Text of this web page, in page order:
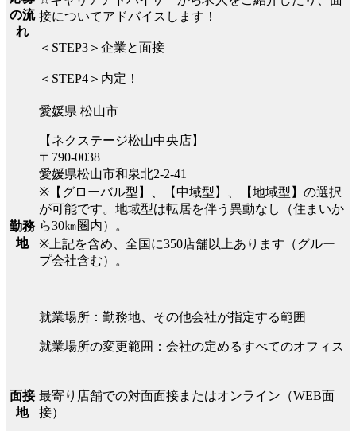
の流
れ
接についてアドバイスします！
＜STEP3＞企業と面接
＜STEP4＞内定！
勤務
地
愛媛県 松山市
【ネクステージ松山中央店】
〒790-0038
愛媛県松山市和泉北2-2-41
※【グローバル型】、【中域型】、【地域型】の選択
が可能です。地域型は転居を伴う異動なし（住まいか
ら30㎞圏内）。
※上記を含め、全国に350店舗以上あります（グルー
プ会社含む）。
就業場所：勤務地、その他会社が指定する範囲
就業場所の変更範囲：会社の定めるすべてのオフィス
面接
地
最寄り店舗での対面面接またはオンライン（WEB面
接）